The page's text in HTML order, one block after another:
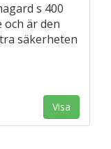
s 400
och är den
säkerheten
Visa